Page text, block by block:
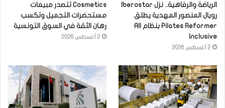
رويال المنصور المهدية يطلق
Pilates Reformer بنظام All
Inclusive
2 أغسطس 2026
Cosmetics تتصدر مبيعات
مستحضرات التجميل وتكسب
رهان الثقة في السوق التونسية
2 أغسطس 2026